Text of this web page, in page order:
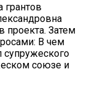
грантов
проекта. Затем
В чем
союзе и